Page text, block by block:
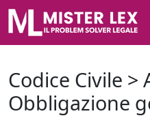
Codice Civile >
Obbligazione